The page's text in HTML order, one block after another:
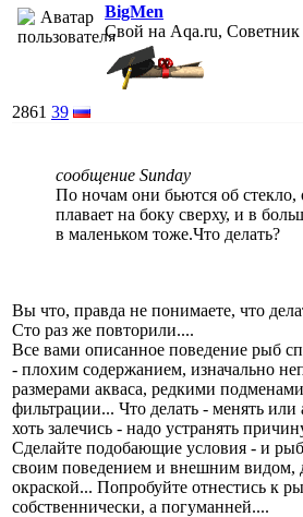
BigMen
Свой на Aqa.ru, Советник
2861 39
сообщение Sunday
По ночам они бьются об стекло,
плавает на боку сверху, и в
в маленьком тоже.Что делать?
Вы что, правда не понимаете, что
Сто раз же повторили....
Все вами описанное поведение рыб
- плохим содержанием, изначально
размерами акваса, редкими
фильтрации... Что делать - менять
хоть залечись - надо устранять
Сделайте подобающие условия - и
своим поведением и внешним видом,
окраской... Попробуйте отнестись к
собственнически, а погуманней....